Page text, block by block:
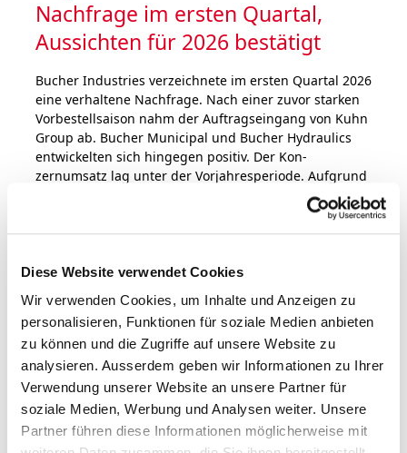
Diese Website verwendet Cookies
Wir verwenden Cookies, um Inhalte und Anzeigen zu
personalisieren, Funktionen für soziale Medien anbieten
zu können und die Zugriffe auf unsere Website zu
analysieren. Ausserdem geben wir Informationen zu Ihrer
Verwendung unserer Website an unsere Partner für
soziale Medien, Werbung und Analysen weiter. Unsere
Partner führen diese Informationen möglicherweise mit
Nachfrage im ersten Quartal,
Aussichten für 2026 bestätigt
Bucher Industries ver­zeich­ne­te im ersten Quartal 2026
eine ver­hal­tene Nach­fra­ge. Nach einer zuvor star­ken
Vorbestellsaison nahm der Auf­trags­ein­gang von Kuhn
Group ab. Bucher Municipal und Bucher Hydrau­lics
ent­wick­el­ten sich hin­ge­gen posi­tiv. Der Kon­
zernumsatz lag unter der Vor­jahr­es­peri­ode. Auf­grund
des wei­ter­hin soliden Auf­trags­be­stands bestätigt
Bucher Industries die Aus­sichten für 2026, weist
jedoch auf die zuneh­men­den politischen Unsi­cher­hei­
03.03.2026 | Ad hoc
Geschäftsjahr 2025: Bucher mit
starkem Cashflow und solider
Finanzlage in wirtschafts­politisch